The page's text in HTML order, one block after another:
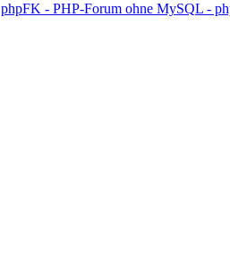
phpFK - PHP-Forum ohne MySQL -